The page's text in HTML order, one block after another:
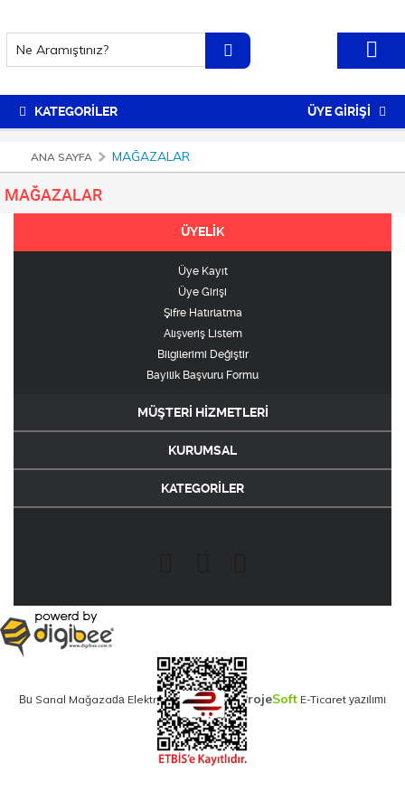
KATEGORİLER ÜYE GİRİŞİ
ANA SAYFA MAĞAZALAR
MAĞAZALAR
ÜYELİK
Üye Kayıt
Üye Girişi
Şifre Hatırlatma
Alışveriş Listem
Bilgilerimi Değiştir
Bayilik Başvuru Formu
MÜŞTERİ HİZMETLERİ
KURUMSAL
KATEGORİLER
Bu Sanal Mağazada Elektronik Ticaret içinProjeSoft E-Ticaret yazılımı
kullanılmaktadır.